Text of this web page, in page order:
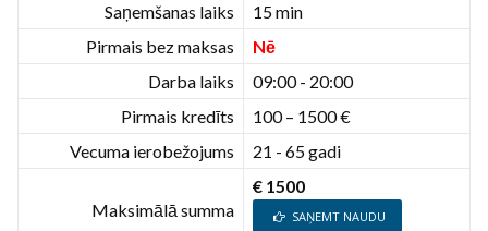
Saņemšanas laiks
15 min
Pirmais bez maksas
Nē
Darba laiks
09:00 - 20:00
Pirmais kredīts
100 – 1500 €
Vecuma ierobežojums
21 - 65 gadi
Maksimālā summa
€ 1500
SAŅEMT NAUDU